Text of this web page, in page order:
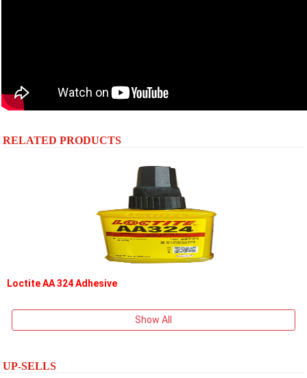
RELATED PRODUCTS
Loctite AA 324 Adhesive
Show All
UP-SELLS